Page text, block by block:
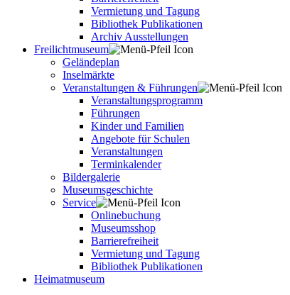
Vermietung und Tagung
Bibliothek Publikationen
Archiv Ausstellungen
Freilichtmuseum
Geländeplan
Inselmärkte
Veranstaltungen & Führungen
Veranstaltungsprogramm
Führungen
Kinder und Familien
Angebote für Schulen
Veranstaltungen
Terminkalender
Bildergalerie
Museumsgeschichte
Service
Onlinebuchung
Museumsshop
Barrierefreiheit
Vermietung und Tagung
Bibliothek Publikationen
Heimatmuseum